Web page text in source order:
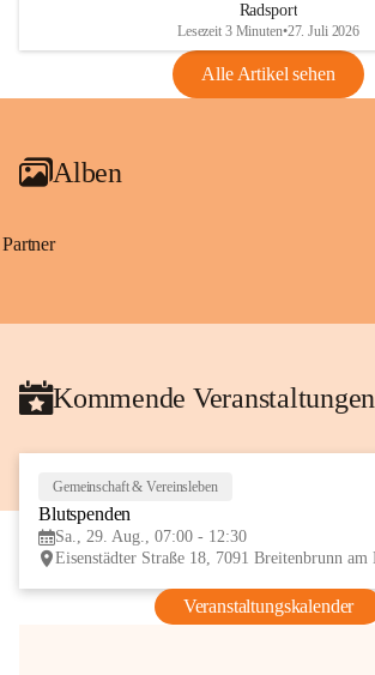
VBl. EU Nr. 18_2026
Radsport
Lesezeit 3 Minuten•27. Juli 2026
Alle Artikel sehen
Alben
Partner
Kommende Veranstaltungen
Gemeinschaft & Vereinsleben
Blutspenden
Sa., 29. Aug., 07:00 - 12:30
Veranstaltungskalender